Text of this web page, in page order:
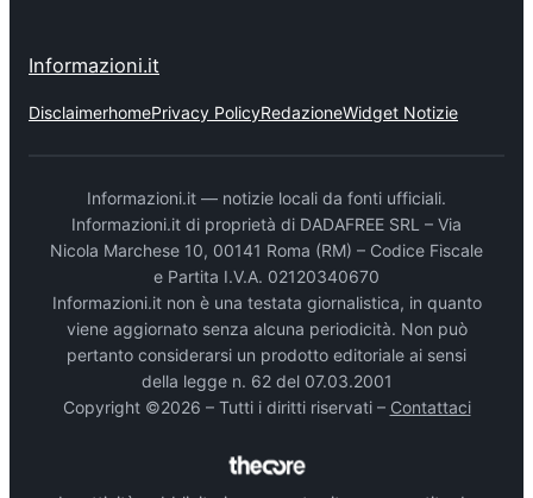
Informazioni.it
DisclaimerhomePrivacy PolicyRedazioneWidget Notizie
Informazioni.it — notizie locali da fonti ufficiali.
Informazioni.it di proprietà di DADAFREE SRL – Via
Nicola Marchese 10, 00141 Roma (RM) – Codice Fiscale
e Partita I.V.A. 02120340670
Informazioni.it non è una testata giornalistica, in quanto
viene aggiornato senza alcuna periodicità. Non può
pertanto considerarsi un prodotto editoriale ai sensi
della legge n. 62 del 07.03.2001
Copyright ©2026 – Tutti i diritti riservati – Contattaci